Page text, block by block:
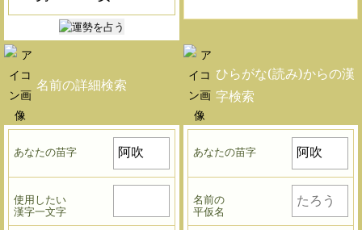
名前の詳細検索
あなたの苗字
使用したい
漢字一文字
ひらがな(読み)からの漢
字検索
あなたの苗字
名前の
平仮名